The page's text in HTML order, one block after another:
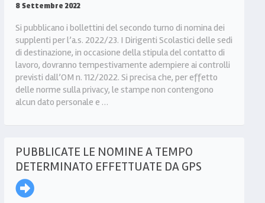
8 Settembre 2022
Si pubblicano i bollettini del secondo turno di nomina dei
supplenti per l’a.s. 2022/23. I Dirigenti Scolastici delle sedi
di destinazione, in occasione della stipula del contatto di
lavoro, dovranno tempestivamente adempiere ai controlli
previsti dall’OM n. 112/2022. Si precisa che, per effetto
delle norme sulla privacy, le stampe non contengono
alcun dato personale e …
PUBBLICATE LE NOMINE A TEMPO
DETERMINATO EFFETTUATE DA GPS